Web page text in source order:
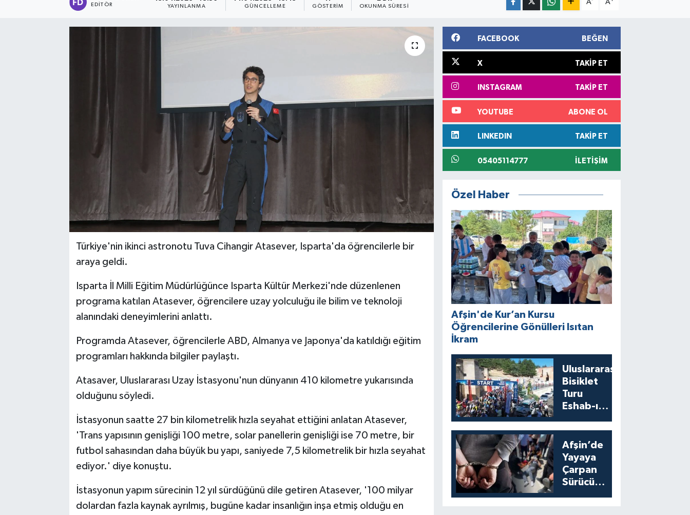
EDITÖR YAYINLANMA GÜNCELLEME GÖSTERIM OKUNMA SÜRESI
A A
Türkiye'nin ikinci astronotu Tuva Cihangir Atasever, Isparta'da öğrencilerle bir
araya geldi.
Isparta İl Milli Eğitim Müdürlüğünce Isparta Kültür Merkezi'nde düzenlenen
programa katılan Atasever, öğrencilere uzay yolculuğu ile bilim ve teknoloji
alanındaki deneyimlerini anlattı.
Programda Atasever, öğrencilerle ABD, Almanya ve Japonya'da katıldığı eğitim
programları hakkında bilgiler paylaştı.
Atasaver, Uluslararası Uzay İstasyonu'nun dünyanın 410 kilometre yukarısında
olduğunu söyledi.
İstasyonun saatte 27 bin kilometrelik hızla seyahat ettiğini anlatan Atasever,
'Trans yapısının genişliği 100 metre, solar panellerin genişliği ise 70 metre, bir
futbol sahasından daha büyük bu yapı, saniyede 7,5 kilometrelik bir hızla seyahat
ediyor.' diye konuştu.
İstasyonun yapım sürecinin 12 yıl sürdüğünü dile getiren Atasever, '100 milyar
dolardan fazla kaynak ayrılmış, bugüne kadar insanlığın inşa etmiş olduğu en
FACEBOOK BEĞEN
X TAKIP ET
INSTAGRAM TAKIP ET
YOUTUBE ABONE OL
LINKEDIN TAKIP ET
05405114777 İLETIŞIM
Özel Haber
Afşin'de Kur’an Kursu
Öğrencilerine Gönülleri Isıtan
İkram
Uluslararası
Bisiklet
Turu
Eshab-ı
Start Aldı
Afşin’de
Yayaya
Çarpan
Sürücü